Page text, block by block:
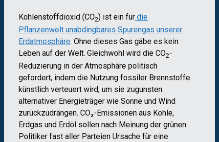
Kohlenstoffdioxid (CO2) ist ein für die
Pflanzenwelt unabdingbares Spurengas unserer
Erdatmosphäre. Ohne dieses Gas gäbe es kein
Leben auf der Welt. Gleichwohl wird die CO2-
Reduzierung in der Atmosphäre politisch
gefordert, indem die Nutzung fossiler Brennstoffe
künstlich verteuert wird, um sie zugunsten
alternativer Energieträger wie Sonne und Wind
zurückzudrängen. CO₂-Emissionen aus Kohle,
Erdgas und Erdöl sollen nach Meinung der grünen
Politiker fast aller Parteien Ursache für eine